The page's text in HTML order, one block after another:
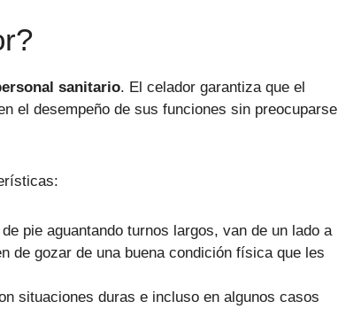
sanitario. El celador garantiza que el
el desempeño de sus funciones sin preocuparse
pie aguantando turnos largos, van de un lado a
de gozar de una buena condición física que les
situaciones duras e incluso en algunos casos